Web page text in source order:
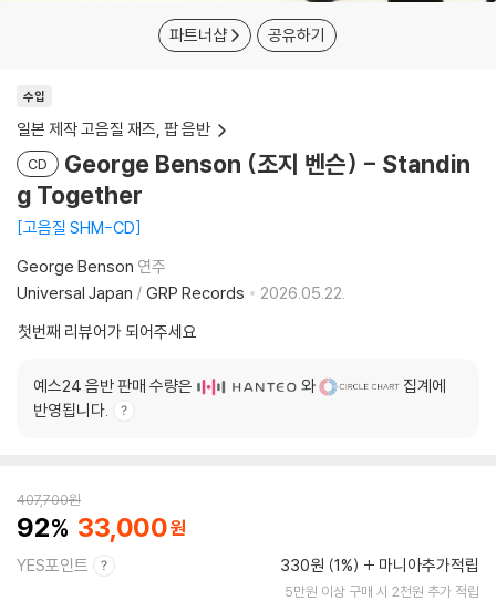
파트너샵 공유하기
수입
일본 제작 고음질 재즈, 팝 음반
CD
George Benson (조지 벤슨) - Standin
g Together
고음질 SHM-CD
George Benson 연주
Universal Japan / GRP Records
2026.05.22.
첫번째 리뷰어가 되어주세요
예스24 음반 판매 수량은 와
집계에
반영됩니다.
407,700원
92 33,000
YES포인트 330원 (1%) 마니아추가적립
5만원 이상 구매 시 2천원 추가 적립